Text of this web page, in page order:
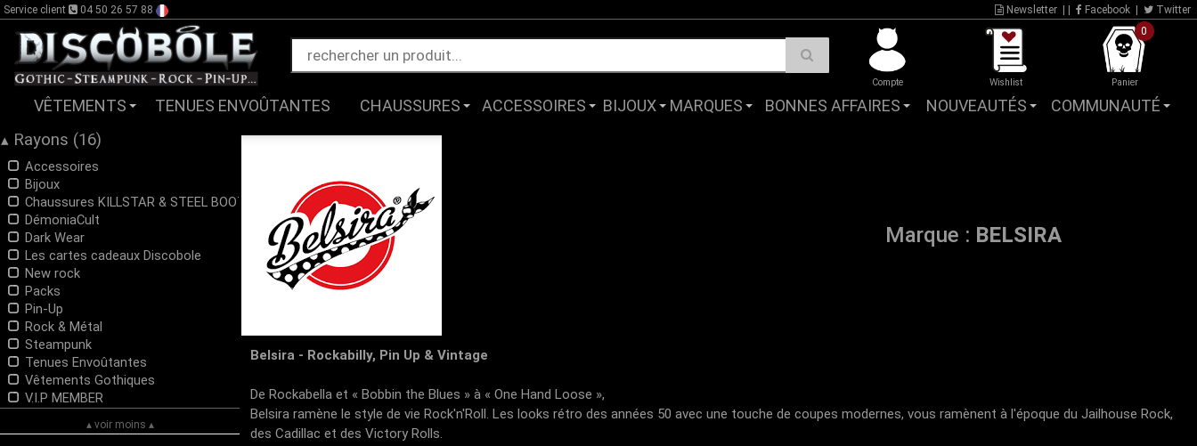
Service client 04 50 26 57 88 Newsletter Facebook Twitter
Compte Wishlist
0
Panier
VÊTEMENTS TENUES ENVOÛTANTES CHAUSSURES ACCESSOIRES BIJOUX MARQUES BONNES AFFAIRES NOUVEAUTÉS COMMUNAUTÉ
▴ Rayons (16)
Accessoires
Bijoux
Chaussures KILLSTAR & STEEL BOOTS
DémoniaCult
Dark Wear
Les cartes cadeaux Discobole
New rock
Packs
Pin-Up
Rock & Métal
Steampunk
Tenues Envoûtantes
Vêtements Gothiques
V.I.P MEMBER
▴ voir moins ▴
Marque : BELSIRA
Belsira - Rockabilly, Pin Up & Vintage
De Rockabella et « Bobbin the Blues » à « One Hand Loose »,
Belsira ramène le style de vie Rock'n'Roll. Les looks rétro des années 50 avec une touche de coupes modernes, vous ramènent à l'époque du Jailhouse Rock,
des Cadillac et des Victory Rolls.